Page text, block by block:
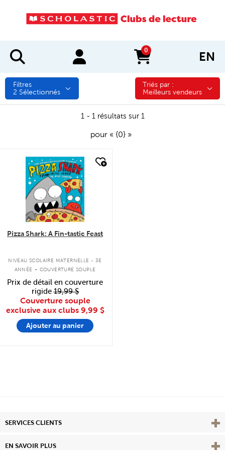
0
items in cart EN
Filtres
2 Sélectionnés
Triés par :
Triés par :
Meilleurs vendeurs
1 - 1 résultats sur 1
pour « {0} »
quick look
Pizza Shark: A Fin-tastic Feast
NIVEAU SCOLAIRE MATERNELLE - 3E
ANNÉE . COUVERTURE SOUPLE
Prix de détail en couverture
rigide19,99 $
Couverture souple
exclusive aux clubs 9,99 $
Ajouter au panier
SERVICES CLIENTS
EN SAVOIR PLUS View